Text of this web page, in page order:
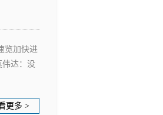
加快进
伟达：没
更多 >